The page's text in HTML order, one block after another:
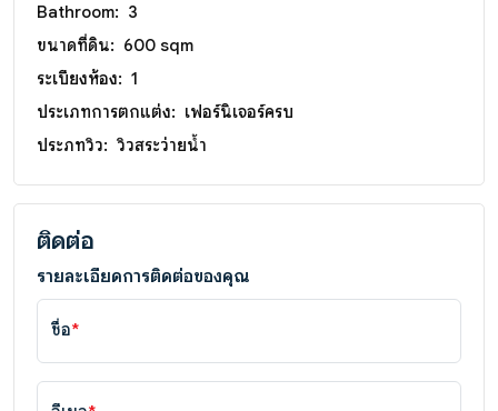
Bathroom: 3
ขนาดที่ดิน: 600 sqm
ระเบียงห้อง: 1
ประเภทการตกแต่ง: เฟอร์นิเจอร์ครบ
ประภทวิว: วิวสระว่ายน้ำ
ติดต่อ
รายละเอียดการติดต่อของคุณ
ชื่อ*